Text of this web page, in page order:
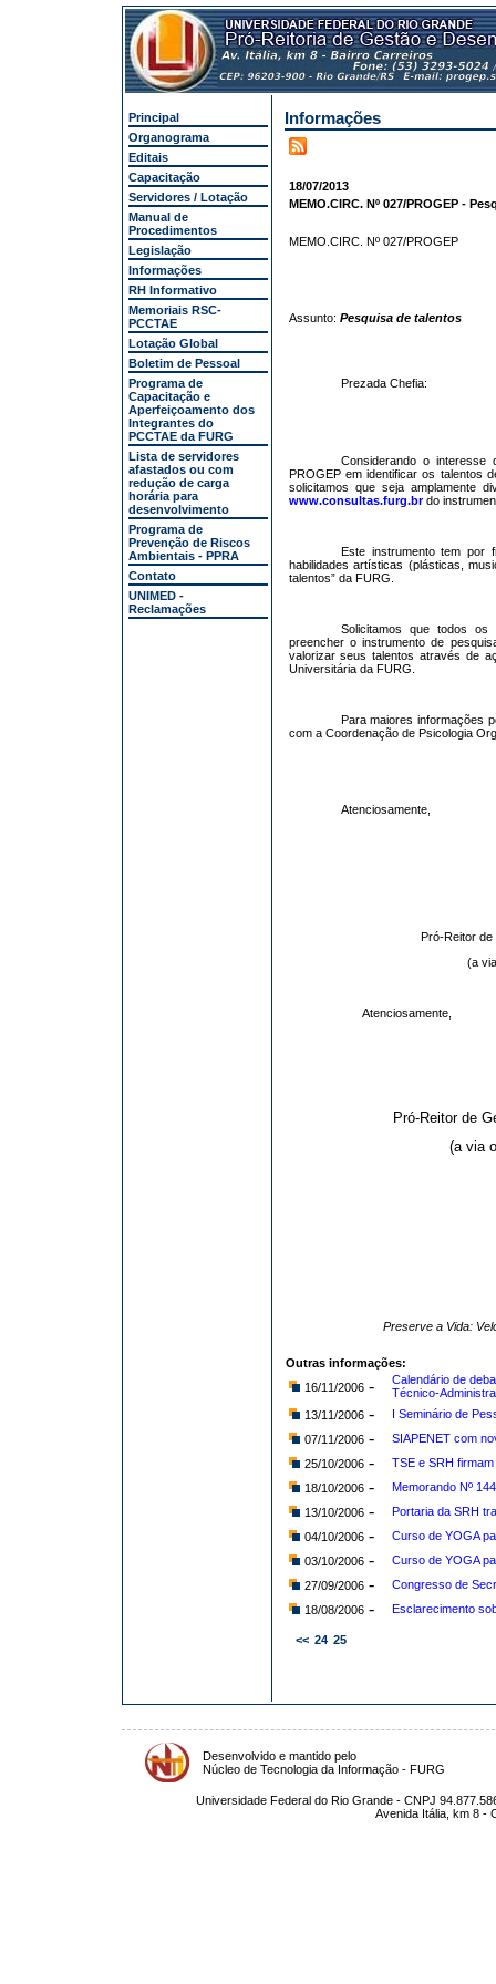
Principal
Organograma
Editais
Capacitação
Servidores / Lotação
Manual de
Procedimentos
Legislação
Informações
RH Informativo
Memoriais RSC-
PCCTAE
Lotação Global
Boletim de Pessoal
Programa de
Capacitação e
Aperfeiçoamento dos
Integrantes do
PCCTAE da FURG
Lista de servidores
afastados ou com
redução de carga
horária para
desenvolvimento
Programa de
Prevenção de Riscos
Ambientais - PPRA
Contato
UNIMED -
Reclamações
Informações
18/07/2013
MEMO.CIRC. Nº 027/PROGEP -
MEMO.CIRC. Nº 027/
Assunto: Pesquisa de talentos
Prezada Chefia:
Considerando o interesse
PROGEP em identificar os talentos
solicitamos que seja amplamente
www.consultas.furg.brdo
Este instrumento tem por
habilidades artísticas (plásticas,
talentos” da FURG.
Solicitamos que todos
preencher o instrumento de
valorizar seus talentos através de
Universitária da FURG.
Para maiores informações
com a Coordenação de Psicologia
Atenciosamente,
Pró-Reitor
(a
Atenciosamente,
Pró-Reitor de
(a via
Preserve a Vida:
Outras informações:
16/11/2006-
Calendário de
Técnico-
13/11/2006-
I Seminário de
07/11/2006-
SIAPENET com
25/10/2006-
TSE e SRH
18/10/2006-
Memorando Nº
13/10/2006-
Portaria da SRH
04/10/2006-
Curso de YOGA
03/10/2006-
Curso de YOGA
27/09/2006-
Congresso de
18/08/2006- Esclarecimento
<< 24 25
Desenvolvido e mantido pelo
Núcleo de Tecnologia da Informação - FURG
Universidade Federal do Rio Grande - CNPJ
Avenida Itália, km 8 -